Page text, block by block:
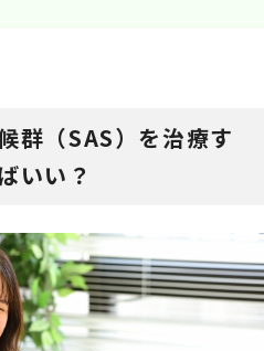
群（SAS）を治療す
いい？